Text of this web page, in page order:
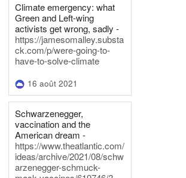
Climate emergency: what
Green and Left-wing
activists get wrong, sadly -
https://jamesomalley.substa
ck.com/p/were-going-to-
have-to-solve-climate
16 août 2021
Schwarzenegger,
vaccination and the
American dream -
https://www.theatlantic.com/
ideas/archive/2021/08/schw
arzenegger-schmuck-